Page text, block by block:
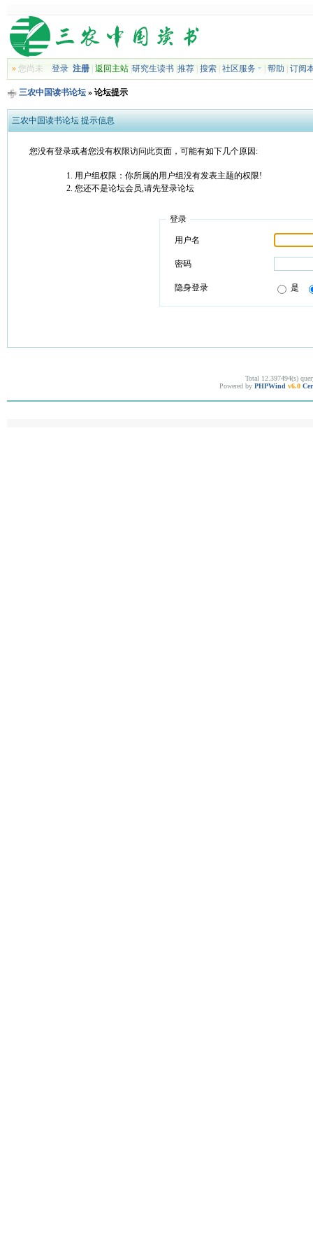
»您尚未 登录 注册| 返回主站| 研究生读书| 推荐| 搜索| 社区服务 帮助 订阅
三农中国读书论坛» 论坛提示
三农中国读书论坛 提示信息
您没有登录或者您没有权限访问此页面，可能有如下几个原因:
用户组权限：你所属的用户组没有发表主题的权限!
您还不是论坛会员,请先登录论坛
登录
用户名
密码
隐身登录 是
Total 12.397494(s)
Powered by PHPWind v6.0